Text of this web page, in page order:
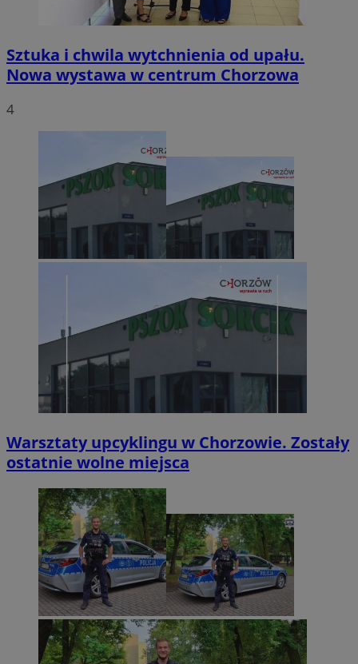
Sztuka i chwila wytchnienia od upału.
Nowa wystawa w centrum Chorzowa
4
Warsztaty upcyklingu w Chorzowie. Zostały
ostatnie wolne miejsca